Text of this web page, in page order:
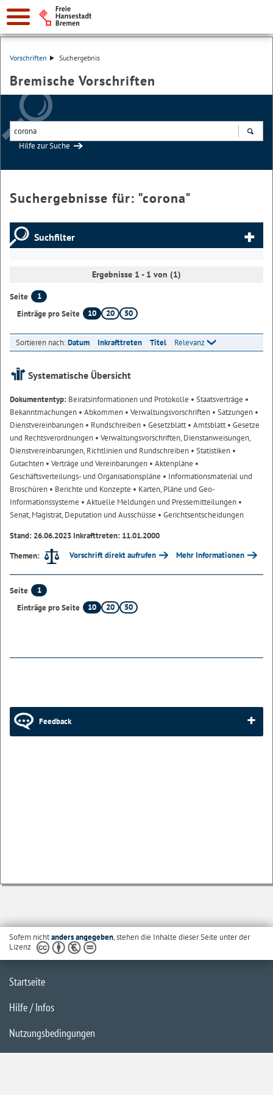
Vorschriften Suchergebnis
Bremische Vorschriften
Hilfe zur Suche
Suchergebnisse für: "corona"
Suchfilter
Ergebnisse 1 - 1 von (1)
Seite
1
Einträge pro Seite
10 20 50
Sortieren nach:Datum Inkrafttreten Titel Relevanz
Systematische Übersicht
Dokumententyp: Beiratsinformationen und Protokolle • Staatsverträge •
Bekanntmachungen • Abkommen • Verwaltungsvorschriften • Satzungen •
Dienstvereinbarungen • Rundschreiben • Gesetzblatt• Amtsblatt• Gesetze
und Rechtsverordnungen • Verwaltungsvorschriften, Dienstanweisungen,
Dienstvereinbarungen, Richtlinien und Rundschreiben • Statistiken •
Gutachten • Verträge und Vereinbarungen • Aktenpläne •
Geschäftsverteilungs- und Organisationspläne • Informationsmaterial und
Broschüren • Berichte und Konzepte • Karten, Pläne und Geo-
Informationssysteme • Aktuelle Meldungen und Pressemitteilungen •
Senat, Magistrat, Deputation und Ausschüsse • Gerichtsentscheidungen
Stand: 26.06.2023 Inkrafttreten: 11.01.2000
Themen:
Vorschrift direkt aufrufen Mehr Informationen
Seite
1
Einträge pro Seite
10 20 50
Feedback
Sofern nichtanders angegeben, stehen die Inhalte dieser Seite unter der
Lizenz
Startseite
Hilfe / Infos
Nutzungsbedingungen